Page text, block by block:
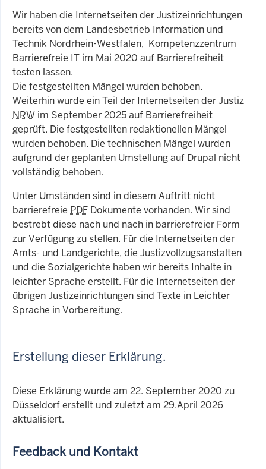
Wir haben die Internetseiten der Justizeinrichtungen
bereits von dem Landesbetrieb Information und
Technik Nordrhein-Westfalen, Kompetenzzentrum
Barrierefreie IT im Mai 2020 auf Barrierefreiheit
testen lassen.
Die festgestellten Mängel wurden behoben.
Weiterhin wurde ein Teil der Internetseiten der Justiz
NRW im September 2025 auf Barrierefreiheit
geprüft. Die festgestellten redaktionellen Mängel
wurden behoben. Die technischen Mängel wurden
aufgrund der geplanten Umstellung auf Drupal nicht
vollständig behoben.
Unter Umständen sind in diesem Auftritt nicht
barrierefreie PDF Dokumente vorhanden. Wir sind
bestrebt diese nach und nach in barrierefreier Form
zur Verfügung zu stellen. Für die Internetseiten der
Amts- und Landgerichte, die Justizvollzugsanstalten
und die Sozialgerichte haben wir bereits Inhalte in
leichter Sprache erstellt. Für die Internetseiten der
übrigen Justizeinrichtungen sind Texte in Leichter
Sprache in Vorbereitung.
Erstellung dieser Erklärung.
Diese Erklärung wurde am 22. September 2020 zu
Düsseldorf erstellt und zuletzt am 29.April 2026
aktualisiert.
Feedback und Kontakt